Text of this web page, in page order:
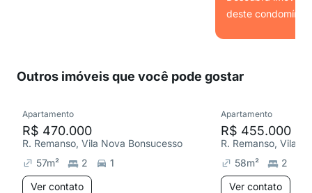
deste condomínio.
Outros imóveis que você pode gostar
Apartamento
R$ 470.000
R. Remanso, Vila Nova Bonsucesso
57m² 2
1
Ver contato
Apartamento
R$ 455.000
R. Remanso, Vila
58m² 2
Ver contato